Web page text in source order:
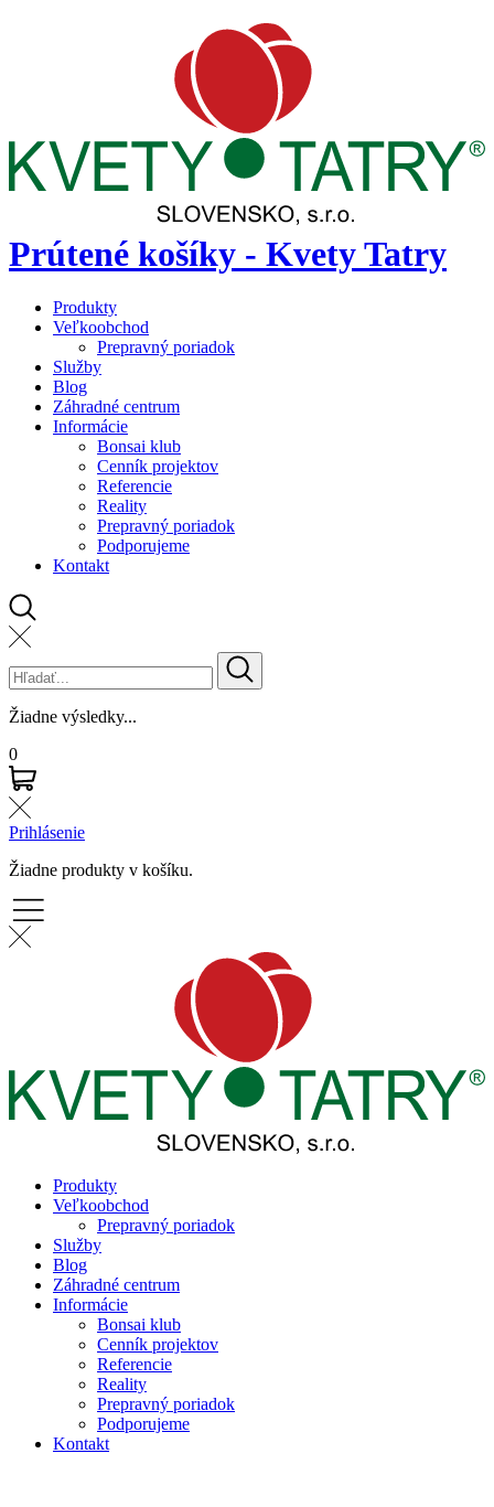
Prútené košíky - Kvety Tatry
Produkty
Veľkoobchod
Prepravný poriadok
Služby
Blog
Záhradné centrum
Informácie
Bonsai klub
Cenník projektov
Referencie
Reality
Prepravný poriadok
Podporujeme
Kontakt
Žiadne výsledky...
0
Prihlásenie
Žiadne produkty v košíku.
Produkty
Veľkoobchod
Prepravný poriadok
Služby
Blog
Záhradné centrum
Informácie
Bonsai klub
Cenník projektov
Referencie
Reality
Prepravný poriadok
Podporujeme
Kontakt